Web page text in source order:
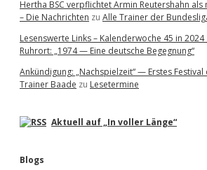
Hertha BSC verpflichtet Armin Reutershahn als
– Die Nachrichten zu Alle Trainer der
Lesenswerte Links – Kalenderwoche 45 in 2024
Ruhrort: „1974 — Eine deutsche Begegnung“
Ankündigung: „Nachspielzeit“ — Erstes
Trainer Baade zu Lesetermine
Aktuell auf „In voller Länge“
Blogs